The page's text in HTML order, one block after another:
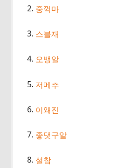
2. 중꺽마
3. 스블재
4. 오뱅알
5. 저메추
6. 이왜진
7. 좋댓구알
8. 설참